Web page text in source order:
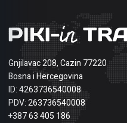
Gnjilavac 208, Cazin 77220
Bosna i Hercegovina
ID: 4263736540008
PDV: 263736540008
+387 63 405 186